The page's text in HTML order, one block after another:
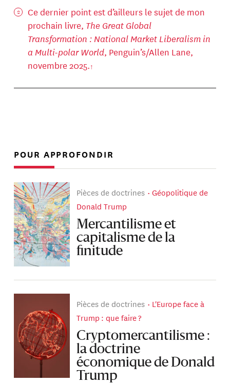
Ce dernier point est d’ailleurs le sujet de mon
prochain livre, The Great Global
Transformation : National Market Liberalism in
a Multi-polar World, Penguin’s/Allen Lane,
novembre 2025.
POUR APPROFONDIR
Pièces de doctrines
Géopolitique de
Donald Trump
Mercantilisme et
capitalisme de la
finitude
Pièces de doctrines
L'Europe face à
Trump : que faire ?
Cryptomercanti­lisme :
la doctrine
économique de Donald
Trump